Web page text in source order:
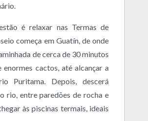
é relaxar nas Termas de
começa em Guatín, de onde
de cerca de 30 minutos
enormes cactos, até alcançar a
Puritama. Depois, descerá
rio, entre paredões de rocha e
às piscinas termais, ideais